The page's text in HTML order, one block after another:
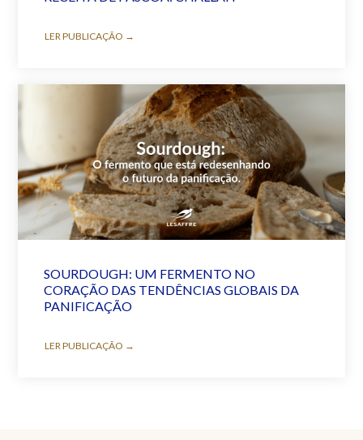
LER PUBLICAÇÃO →
SOURDOUGH: UM FERMENTO NO
CORAÇÃO DAS TENDÊNCIAS GLOBAIS DA
PANIFICAÇÃO
LER PUBLICAÇÃO →